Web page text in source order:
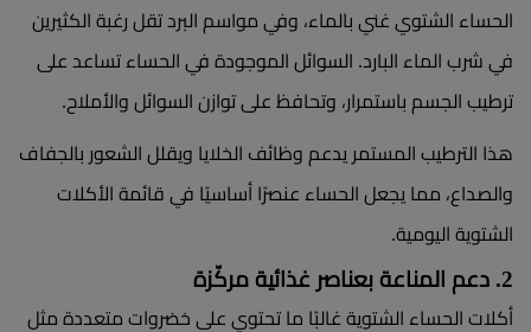
الحساء الشتوي غني بالماء، وفي مواسم البرد تقل رغبة الكثيرين
في شرب الماء البارد. السوائل الموجودة في الحساء تساعد على
ترطيب الجسم باستمرار، وتحافظ على توازن السوائل والأملاح.
هذا الترطيب المستمر يدعم وظائف الخلايا ويقلل الشعور بالجفاف
والصداع، مما يجعل الحساء عنصرًا أساسيًا في قائمة الأكلات
الشتوية اليومية.
2. دعم المناعة بعناصر غذائية مركّزة
أكلات الحساء الشتوية غالبًا ما تحتوي على خضروات متعددة مثل